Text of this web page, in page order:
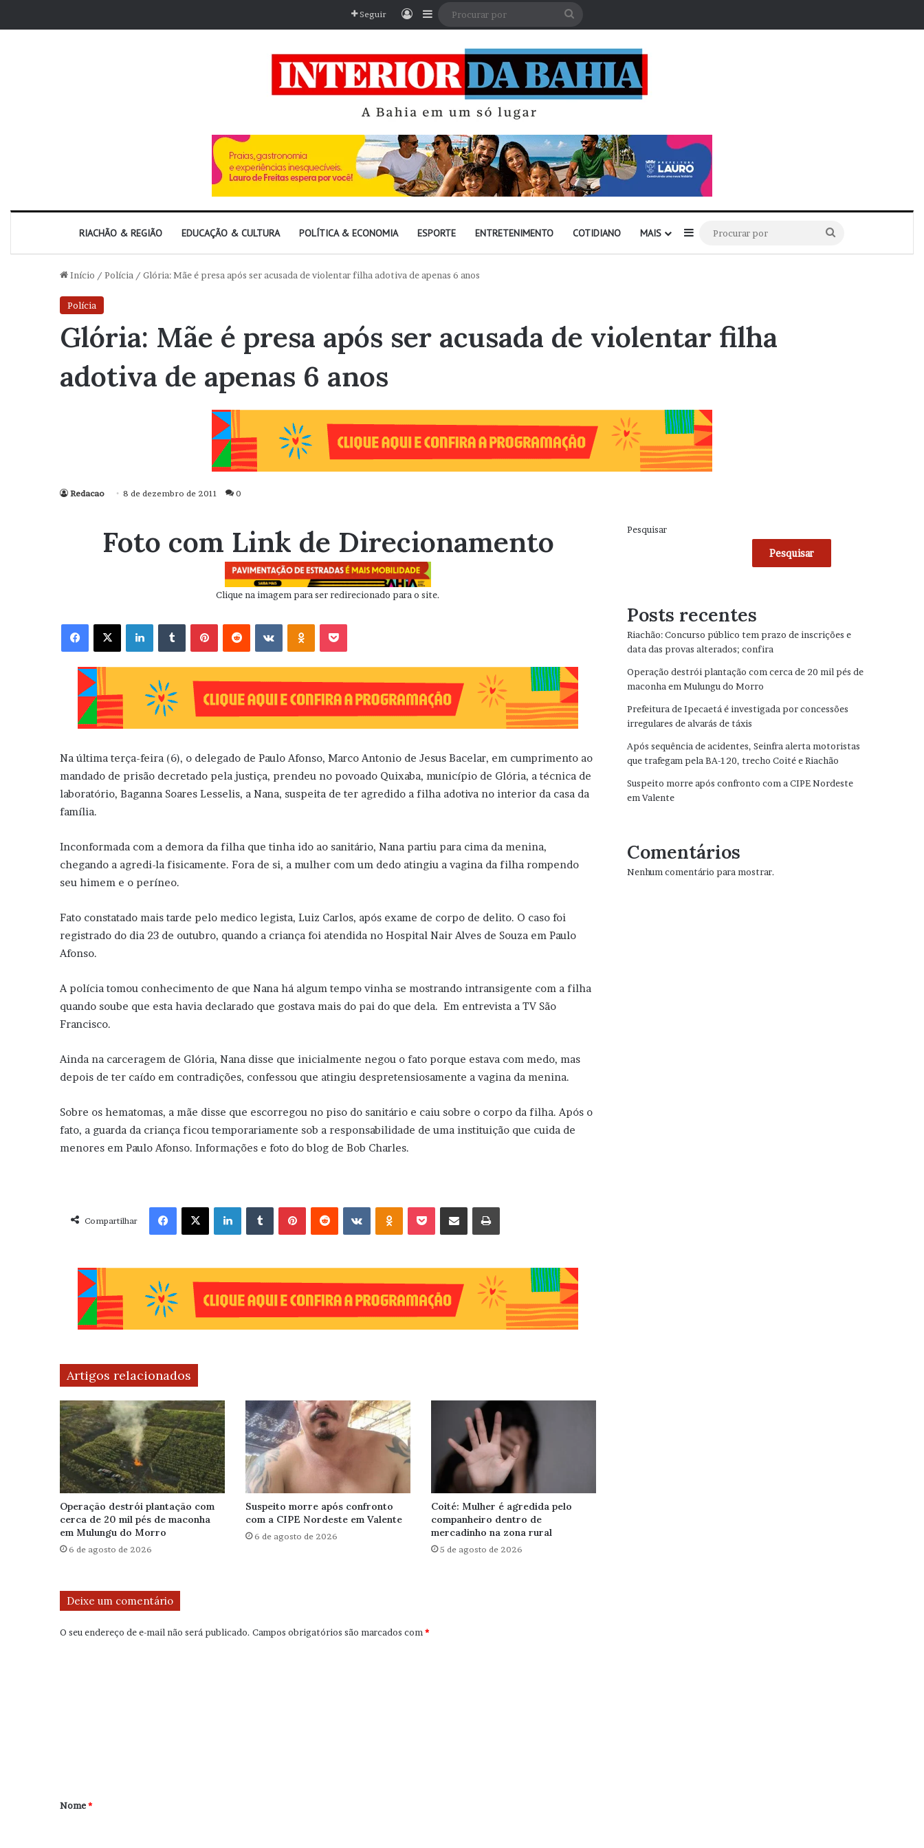
Seguir EntrarBarra Lateral
RIACHÃO & REGIÃO EDUCAÇÃO & CULTURA POLÍTICA & ECONOMIA ESPORTE ENTRETENIMENTO COTIDIANO MAIS Barra Lateral
por
Início / Polícia / Glória: Mãe é presa após ser acusada de violentar filha adotiva de apenas 6 anos
Polícia
Glória: Mãe é presa após ser acusada de violentar filha
adotiva de apenas 6 anos
Redacao 8 de dezembro de 2011 0
Foto com Link de Direcionamento
Clique na imagem para ser redirecionado para o site.
Facebook X Linkedin VK OK
Na última terça-feira (6), o delegado de Paulo Afonso, Marco Antonio de Jesus Bacelar, em cumprimento ao
mandado de prisão decretado pela justiça, prendeu no povoado Quixaba, município de Glória, a técnica de
laboratório, Baganna Soares Lesselis, a Nana, suspeita de ter agredido a filha adotiva no interior da casa da
família.
Inconformada com a demora da filha que tinha ido ao sanitário, Nana partiu para cima da menina,
chegando a agredi-la fisicamente. Fora de si, a mulher com um dedo atingiu a vagina da filha rompendo
seu himem e o períneo.
Fato constatado mais tarde pelo medico legista, Luiz Carlos, após exame de corpo de delito. O caso foi
registrado do dia 23 de outubro, quando a criança foi atendida no Hospital Nair Alves de Souza em Paulo
Afonso.
A polícia tomou conhecimento de que Nana há algum tempo vinha se mostrando intransigente com a filha
quando soube que esta havia declarado que gostava mais do pai do que dela. Em entrevista a TV São
Francisco.
Ainda na carceragem de Glória, Nana disse que inicialmente negou o fato porque estava com medo, mas
depois de ter caído em contradições, confessou que atingiu despretensiosamente a vagina da menina.
Sobre os hematomas, a mãe disse que escorregou no piso do sanitário e caiu sobre o corpo da filha. Após o
fato, a guarda da criança ficou temporariamente sob a responsabilidade de uma instituição que cuida de
menores em Paulo Afonso. Informações e foto do blog de Bob Charles.
Compartilhar
Facebook X Linkedin VK OK
Artigos relacionados
Operação destrói plantação com
cerca de 20 mil pés de maconha
em Mulungu do Morro
6 de agosto de 2026
Suspeito morre após confronto
com a CIPE Nordeste em Valente
6 de agosto de 2026
Coité: Mulher é agredida pelo
companheiro dentro de
mercadinho na zona rural
5 de agosto de 2026
Deixe um comentário
O seu endereço de e-mail não será publicado. Campos obrigatórios são marcados com*
r
Nome*
Pesquisar
Pesquisar
Posts recentes
Riachão: Concurso público tem prazo de inscrições e
data das provas alterados; confira
Operação destrói plantação com cerca de 20 mil pés de
maconha em Mulungu do Morro
Prefeitura de Ipecaetá é investigada por concessões
irregulares de alvarás de táxis
Após sequência de acidentes, Seinfra alerta motoristas
que trafegam pela BA-120, trecho Coité e Riachão
Suspeito morre após confronto com a CIPE Nordeste
em Valente
Comentários
Nenhum comentário para mostrar.